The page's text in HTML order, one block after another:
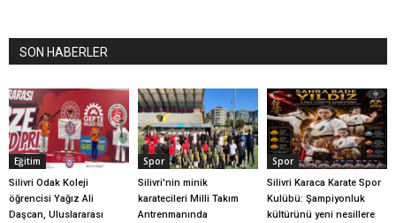
SON HABERLER
Eğitim
Silivri Odak Koleji
öğrencisi Yağız Ali
Daşcan, Uluslararası
Spor
Silivri'nin minik
karatecileri Milli Takım
Antrenmanında
Spor
Silivri Karaca Karate Spor
Kulübü: Şampiyonluk
kültürünü yeni nesillere